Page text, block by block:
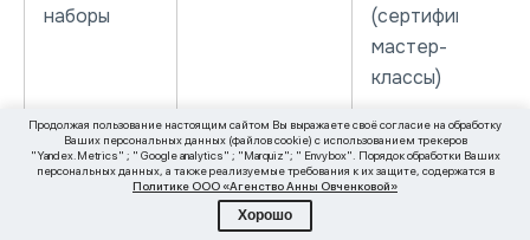
наборы
(сертификаты,
мастер-
классы)
Методы
брендирования
Продолжая пользование настоящим сайтом Вы выражаете своё согласие на обработку
Ваших персональных данных (файлов cookie) с использованием трекеров
"Yandex.Metrics" ; " Google analytics" ; "Marquiz"; " Envybox". Порядок обработки Ваших
персональных данных, а также реализуемые требования к их защите, содержатся в
Политике ООО «Агенство Анны Овченковой»
Хорошо